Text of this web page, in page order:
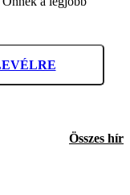
Összes hír